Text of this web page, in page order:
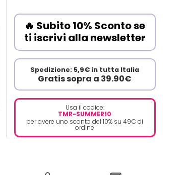
🔥 Subito 10% Sconto se
ti iscrivi alla newsletter
Spedizione: 5,9€ in tutta Italia
Gratis sopra a 39.90€
Usa il codice:
TMR-SUMMER10
per avere uno sconto del 10% su 49€ di
ordine